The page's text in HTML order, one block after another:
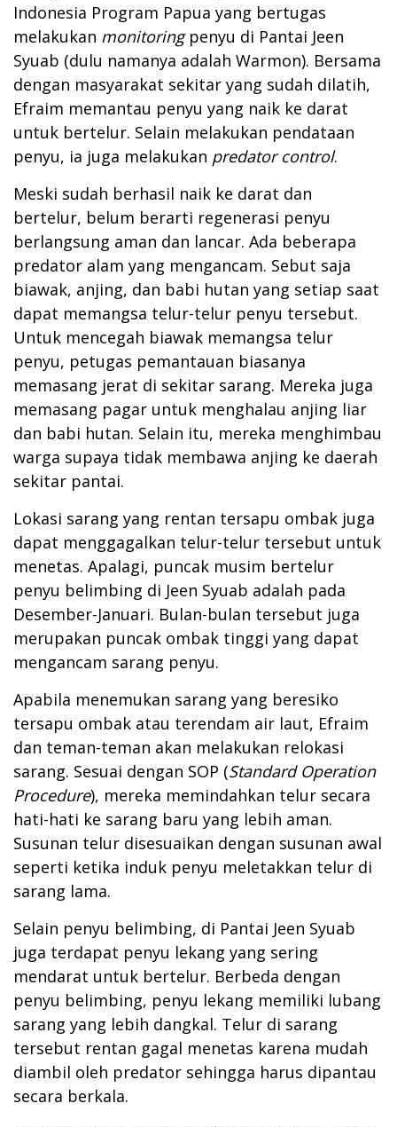
Indonesia Program Papua yang bertugas
melakukan monitoringpenyu di Pantai Jeen
Syuab (dulu namanya adalah Warmon). Bersama
dengan masyarakat sekitar yang sudah dilatih,
Efraim memantau penyu yang naik ke darat
untuk bertelur. Selain melakukan pendataan
penyu, ia juga melakukan predator control.
Meski sudah berhasil naik ke darat dan
bertelur, belum berarti regenerasi penyu
berlangsung aman dan lancar. Ada beberapa
predator alam yang mengancam. Sebut saja
biawak, anjing, dan babi hutan yang setiap saat
dapat memangsa telur-telur penyu tersebut.
Untuk mencegah biawak memangsa telur
penyu, petugas pemantauan biasanya
memasang jerat di sekitar sarang. Mereka juga
memasang pagar untuk menghalau anjing liar
dan babi hutan. Selain itu, mereka menghimbau
warga supaya tidak membawa anjing ke daerah
sekitar pantai.
Lokasi sarang yang rentan tersapu ombak juga
dapat menggagalkan telur-telur tersebut untuk
menetas. Apalagi, puncak musim bertelur
penyu belimbing di Jeen Syuab adalah pada
Desember-Januari. Bulan-bulan tersebut juga
merupakan puncak ombak tinggi yang dapat
mengancam sarang penyu.
Apabila menemukan sarang yang beresiko
tersapu ombak atau terendam air laut, Efraim
dan teman-teman akan melakukan relokasi
sarang. Sesuai dengan SOP (Standard Operation
Procedure), mereka memindahkan telur secara
hati-hati ke sarang baru yang lebih aman.
Susunan telur disesuaikan dengan susunan awal
seperti ketika induk penyu meletakkan telur di
sarang lama.
Selain penyu belimbing, di Pantai Jeen Syuab
juga terdapat penyu lekang yang sering
mendarat untuk bertelur. Berbeda dengan
penyu belimbing, penyu lekang memiliki lubang
sarang yang lebih dangkal. Telur di sarang
tersebut rentan gagal menetas karena mudah
diambil oleh predator sehingga harus dipantau
secara berkala.